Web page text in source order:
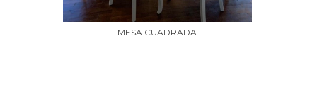
MESA CUADRADA